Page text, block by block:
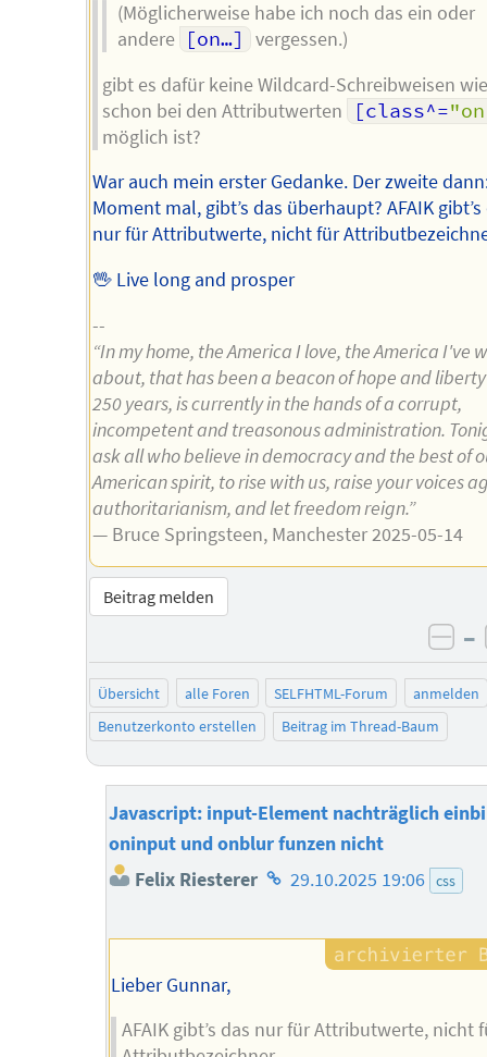
(Möglicherweise habe ich noch das ein oder
andere [on…]
vergessen.)
gibt es dafür keine Wildcard-Schreibweisen
schon bei den Attributwerten
[class^=
möglich ist?
War auch mein erster Gedanke. Der zweite
Moment mal, gibt’s das überhaupt? AFAIK gibt’s
nur für Attributwerte, nicht für
🖖 Live long and prosper
--
“In my home, the America I love, the America I've
about, that has been a beacon of hope and
250 years, is currently in the hands of a corrupt,
incompetent and treasonous administration.
ask all who believe in democracy and the best of
American spirit, to rise with us, raise your voices
authoritarianism, and let freedom reign.”
— Bruce Springsteen, Manchester 2025-05-14
Beitrag melden
–
Übersicht alle Foren SELFHTML-Forum
anmelden
Benutzerkonto erstellen
Beitrag im Thread-Baum
Javascript: input-Element nachträglich
oninput und onblur funzen nicht
Felix Riesterer Homepage
Autors
29.10.2025 19:06 css
Lieber Gunnar,
AFAIK gibt’s das nur für Attributwerte, nicht